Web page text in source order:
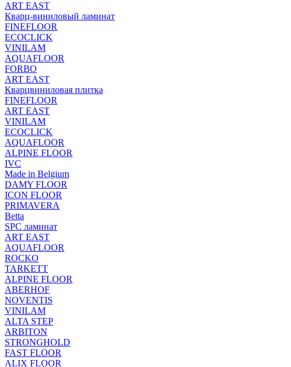
ART EAST
Кварц-виниловый ламинат
FINEFLOOR
ECOCLICK
VINILAM
AQUAFLOOR
FORBO
ART EAST
Кварцвиниловая плитка
FINEFLOOR
ART EAST
VINILAM
ECOCLICK
AQUAFLOOR
ALPINE FLOOR
IVC
Made in Belgium
DAMY FLOOR
ICON FLOOR
PRIMAVERA
Betta
SPC ламинат
ART EAST
AQUAFLOOR
ROCKO
TARKETT
ALPINE FLOOR
ABERHOF
NOVENTIS
VINILAM
ALTA STEP
ARBITON
STRONGHOLD
FAST FLOOR
ALIX FLOOR